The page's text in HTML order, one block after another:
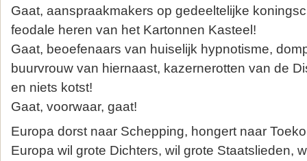
Gaat, aanspraakmakers op gedeeltelijke
feodale heren van het Kartonnen Kasteel!
Gaat, beoefenaars van huiselijk hypnotisme,
buurvrouw van hiernaast, kazernerotten van de
en niets kotst!
Gaat, voorwaar, gaat!
Europa dorst naar Schepping, hongert naar
Europa wil grote Dichters, wil grote Staatslieden,